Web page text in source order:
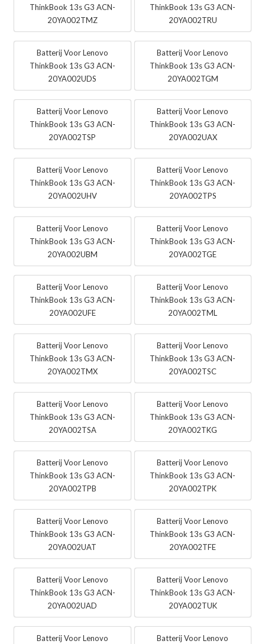
ThinkBook 13s G3 ACN-
20YA002TMZ
ThinkBook 13s G3 ACN-
20YA002TRU
Batterij Voor Lenovo
ThinkBook 13s G3 ACN-
20YA002UDS
Batterij Voor Lenovo
ThinkBook 13s G3 ACN-
20YA002TGM
Batterij Voor Lenovo
ThinkBook 13s G3 ACN-
20YA002TSP
Batterij Voor Lenovo
ThinkBook 13s G3 ACN-
20YA002UAX
Batterij Voor Lenovo
ThinkBook 13s G3 ACN-
20YA002UHV
Batterij Voor Lenovo
ThinkBook 13s G3 ACN-
20YA002TPS
Batterij Voor Lenovo
ThinkBook 13s G3 ACN-
20YA002UBM
Batterij Voor Lenovo
ThinkBook 13s G3 ACN-
20YA002TGE
Batterij Voor Lenovo
ThinkBook 13s G3 ACN-
20YA002UFE
Batterij Voor Lenovo
ThinkBook 13s G3 ACN-
20YA002TML
Batterij Voor Lenovo
ThinkBook 13s G3 ACN-
20YA002TMX
Batterij Voor Lenovo
ThinkBook 13s G3 ACN-
20YA002TSC
Batterij Voor Lenovo
ThinkBook 13s G3 ACN-
20YA002TSA
Batterij Voor Lenovo
ThinkBook 13s G3 ACN-
20YA002TKG
Batterij Voor Lenovo
ThinkBook 13s G3 ACN-
20YA002TPB
Batterij Voor Lenovo
ThinkBook 13s G3 ACN-
20YA002TPK
Batterij Voor Lenovo
ThinkBook 13s G3 ACN-
20YA002UAT
Batterij Voor Lenovo
ThinkBook 13s G3 ACN-
20YA002TFE
Batterij Voor Lenovo
ThinkBook 13s G3 ACN-
20YA002UAD
Batterij Voor Lenovo
ThinkBook 13s G3 ACN-
20YA002TUK
Batterij Voor Lenovo
Batterij Voor Lenovo